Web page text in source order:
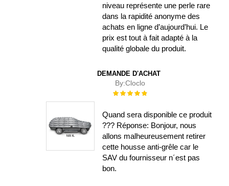
niveau représente une perle rare
dans la rapidité anonyme des
achats en ligne d’aujourd’hui. Le
prix est tout à fait adapté à la
qualité globale du produit.
DEMANDE D'ACHAT
By:Cloclo
Évaluation :
Quand sera disponible ce produit
??? Réponse: Bonjour, nous
allons malheureusement retirer
cette housse anti-grêle car le
SAV du fournisseur n´est pas
bon.